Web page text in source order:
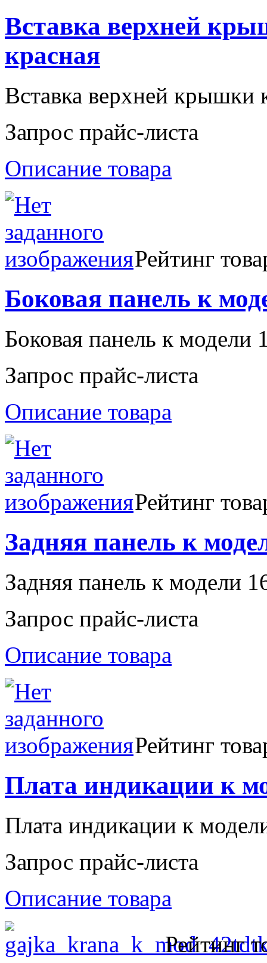
Вставка верхней
красная
Вставка верхней крышки
Запрос прайс-листа
Описание товара
Рейтинг
Боковая панель к
Боковая панель к модели
Запрос прайс-листа
Описание товара
Рейтинг
Задняя панель к
Задняя панель к модели
Запрос прайс-листа
Описание товара
Рейтинг
Плата индикации к
Плата индикации к
Запрос прайс-листа
Описание товара
Рейтинг